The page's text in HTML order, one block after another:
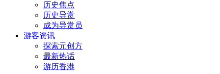
历史焦点
历史导赏
成为导赏员
游客资讯
探索元创方
最新热话
游历香港